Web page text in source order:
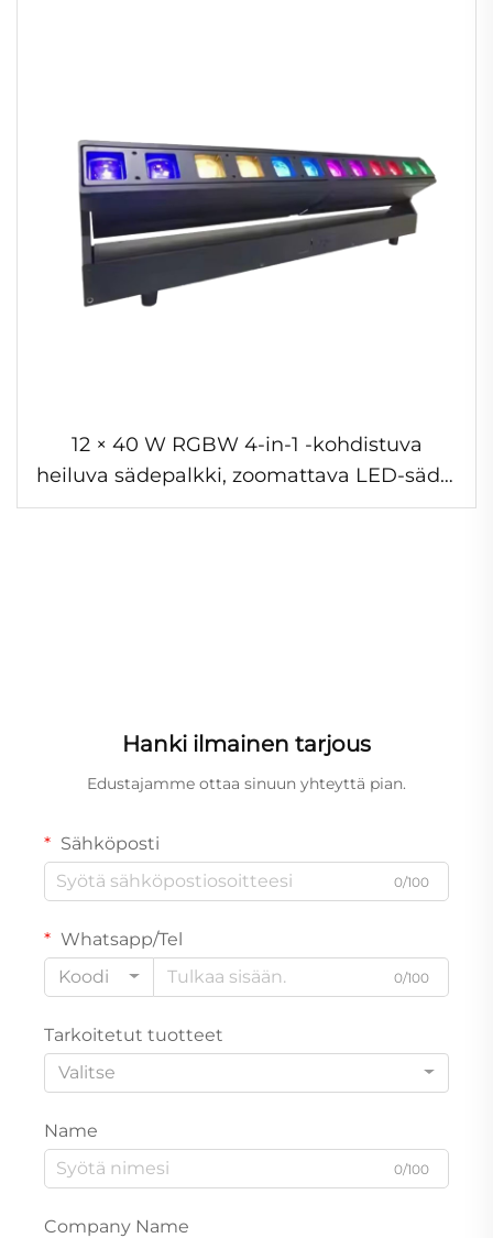
12 × 40 W RGBW 4-in-1 -kohdistuva
heiluva sädepalkki, zoomattava LED-säde,
liikkuvapäinen valo DJ-esityksiin, diskoille,
Hanki ilmainen tarjous
Edustajamme ottaa sinuun yhteyttä pian.
Sähköposti
0/100
Whatsapp/Tel
Koodi
0/100
Tarkoitetut tuotteet
Valitse
Name
0/100
Company Name